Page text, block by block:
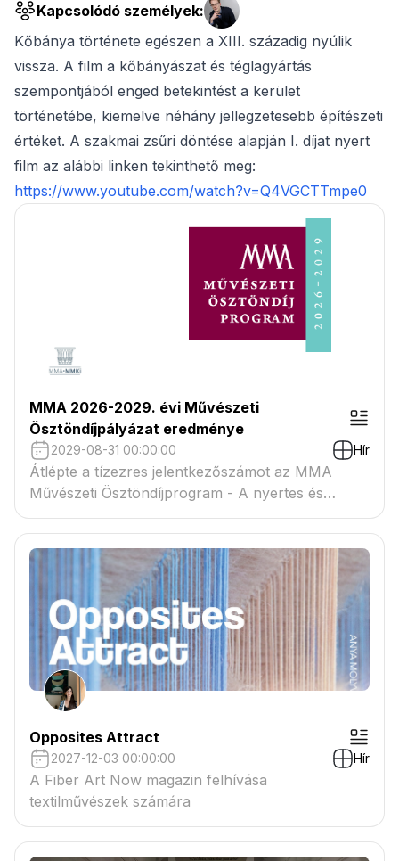
Kapcsolódó személyek:
Kőbánya története egészen a XIII. századig nyúlik
vissza. A film a kőbányászat és téglagyártás
szempontjából enged betekintést a kerület
történetébe, kiemelve néhány jellegzetesebb építészeti
értéket. A szakmai zsűri döntése alapján I. díjat nyert
film az alábbi linken tekinthető meg:
https://www.youtube.com/watch?v=Q4VGCTTmpe0
MMA 2026-2029. évi Művészeti
Ösztöndíjpályázat eredménye
2029-08-31 00:00:00 Hír
Átlépte a tízezres jelentkezőszámot az MMA
Művészeti Ösztöndíjprogram - A nyertes és
tartaléklistás pályázók névsora megtekinthető a
csatolmányban
Opposites Attract
2027-12-03 00:00:00 Hír
A Fiber Art Now magazin felhívása
textilművészek számára